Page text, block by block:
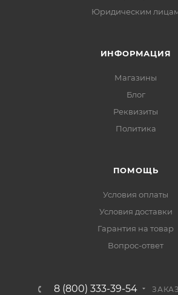
Юридическим
ИНФОРМАЦИЯ
Магазины
Блог
Реквизиты
Политика
ПОМОЩЬ
Условия оплаты
Условия доставки
Гарантия на товар
Вопрос-ответ
8 (800) 333-39-54